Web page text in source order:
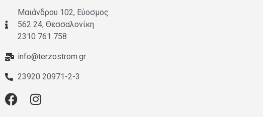
Μαιάνδρου 102, Εύοσμος
562 24, Θεσσαλονίκη
2310 761 758
info@terzostrom.gr
23920 20971-2-3